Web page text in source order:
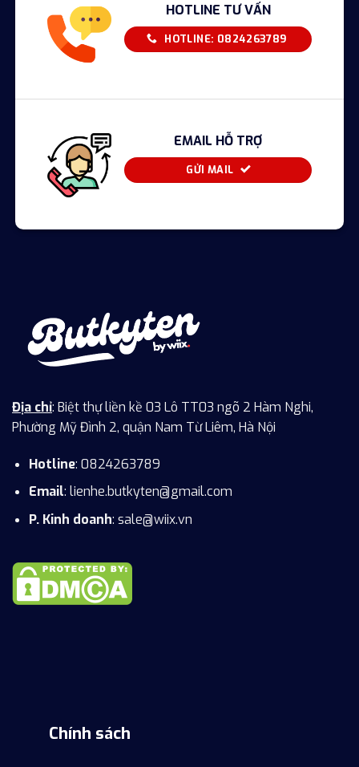
HOTLINE TƯ VẤN
HOTLINE: 0824263789
EMAIL HỖ TRỢ
GỬI MAIL
Địa chỉ: Biệt thự liền kề 03 Lô TT03 ngõ 2 Hàm Nghi,
Phường Mỹ Đình 2, quận Nam Từ Liêm, Hà Nội
Hotline: 0824263789
Email: lienhe.butkyten@gmail.com
P. Kinh doanh: sale@wiix.vn
Chính sách